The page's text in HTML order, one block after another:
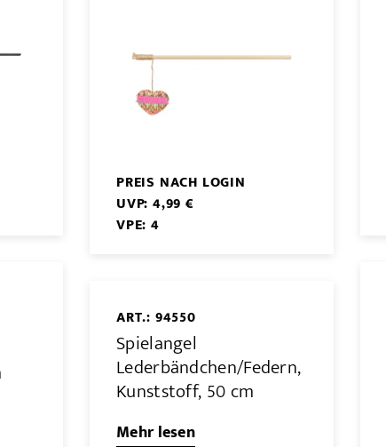
PREIS NACH LOGIN
UVP: 4,99 €
VPE: 4
ART.: 94550
Spielangel
Lederbändchen/Federn,
Kunststoff, 50 cm
Mehr lesen